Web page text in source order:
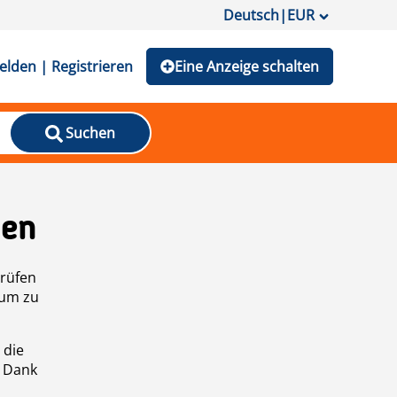
Deutsch|EUR
| Registrieren Eine Anzeige schalten
Suchen
zu
die